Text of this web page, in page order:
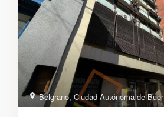
Belgrano,Ciudad Autónoma de